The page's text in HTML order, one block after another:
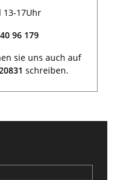
13-17Uhr
96 179
sie uns auch auf
schreiben.